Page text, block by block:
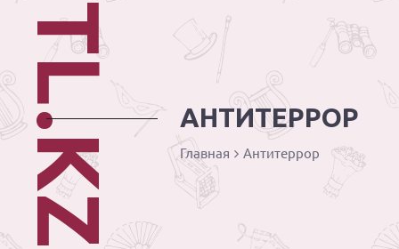
АНТИТЕРРОР
TL.KZ Главная Антитеррор